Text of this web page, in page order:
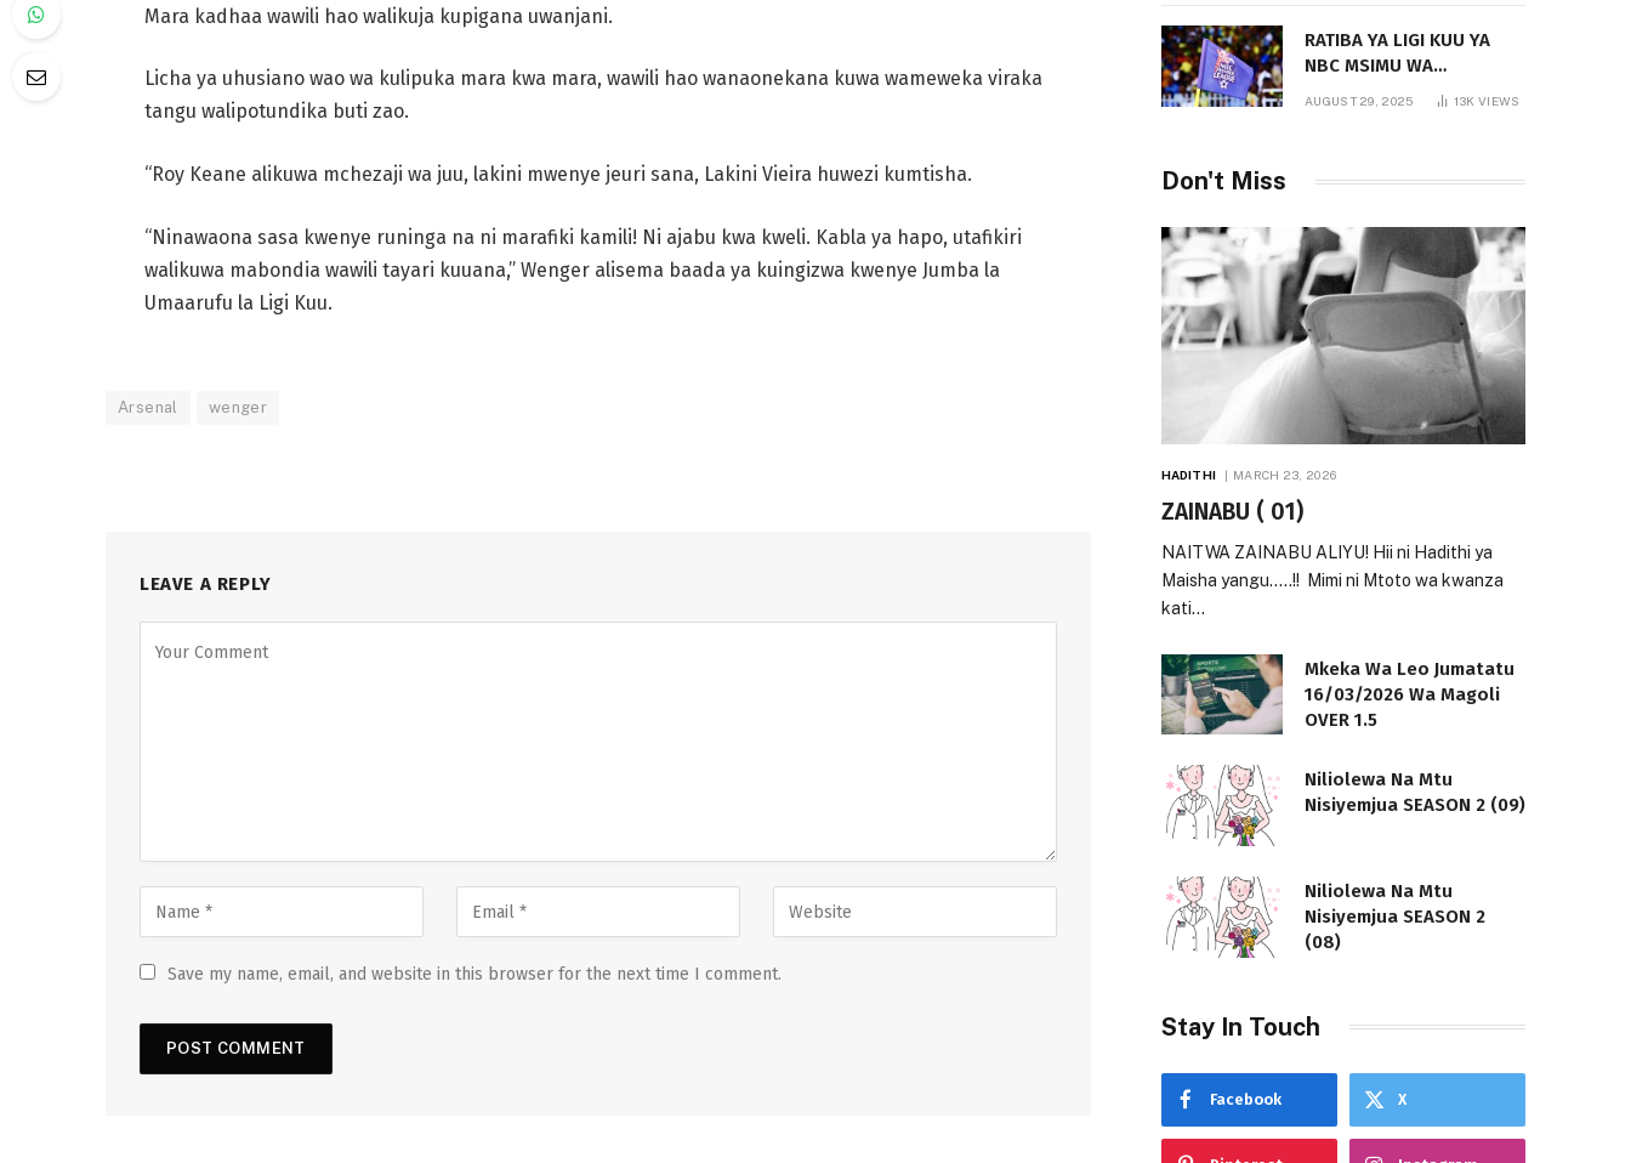
Mara kadhaa wawili hao walikuja kupigana uwanjani.
Licha ya uhusiano wao wa kulipuka mara kwa mara, wawili hao wanaonekana kuwa wameweka viraka
tangu walipotundika buti zao.
“Roy Keane alikuwa mchezaji wa juu, lakini mwenye jeuri sana, Lakini Vieira huwezi kumtisha.
“Ninawaona sasa kwenye runinga na ni marafiki kamili! Ni ajabu kwa kweli. Kabla ya hapo, utafikiri
walikuwa mabondia wawili tayari kuuana,” Wenger alisema baada ya kuingizwa kwenye Jumba la
Umaarufu la Ligi Kuu.
Arsenal wenger
LEAVE A REPLY
Save my name, email, and website in this browser for the next time I comment.
RATIBA YA LIGI KUU YA
NBC MSIMU WA
AUGUST 29, 2025 13KVIEWS
Don't Miss
HADITHI MARCH 23, 2026
ZAINABU ( 01)
NAITWA ZAINABU ALIYU! Hii ni Hadithi ya
Maisha yangu…..!! Mimi ni Mtoto wa kwanza
kati…
Mkeka Wa Leo Jumatatu
16/03/2026 Wa Magoli
OVER 1.5
Niliolewa Na Mtu
Nisiyemjua SEASON 2 (09)
Niliolewa Na Mtu
Nisiyemjua SEASON 2
(08)
Stay In Touch
Facebook X